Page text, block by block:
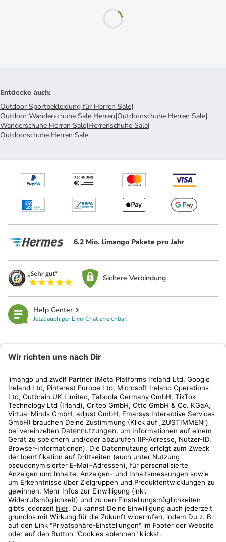
Entdecke auch:
Outdoor Sportbekleidung für Herren Sale|
Outdoor Wanderschuhe Sale Herren|Outdoorschuhe Herren Sale|
Wanderschuhe Herren Sale|Herrenschuhe Sale|
Outdoorschuhe Herren Sale
6.2 Mio. limango Pakete pro Jahr
Sichere Verbindung
Help Center
Jetzt auch per Live-Chat erreichbar!
Kundenservice
Shop
Aktionen
Travel